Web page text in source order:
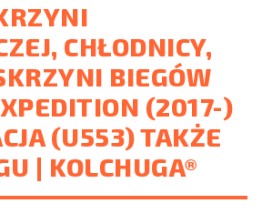
CHŁODNICY,
BIEGÓW
(2017-)
(U553) TAKŻE
| KOLCHUGA®